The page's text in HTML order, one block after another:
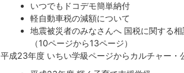
いつでもドコデモ簡単納付
軽自動車税の減額について
地震被災者のみなさんへ 国税に関する
​​​​​​​（10ページから13ページ）
平成23年度 いちい学級ページからカルチャー・